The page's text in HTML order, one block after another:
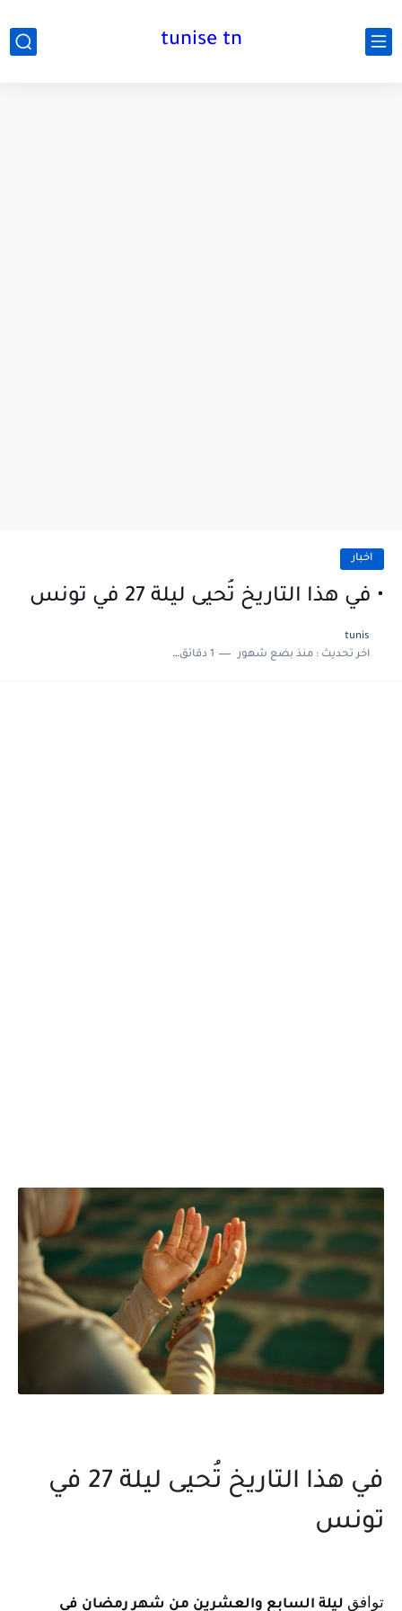
tunise tn
اخبار
• في هذا التاريخ تُحيى ليلة 27 في تونس
tunis
اخر تحديث :منذ بضع شهور 1 دقائق للقراءة
في هذا التاريخ تُحيى ليلة 27 في
تونس
توافق ليلة السابع والعشرين من شهر رمضان في